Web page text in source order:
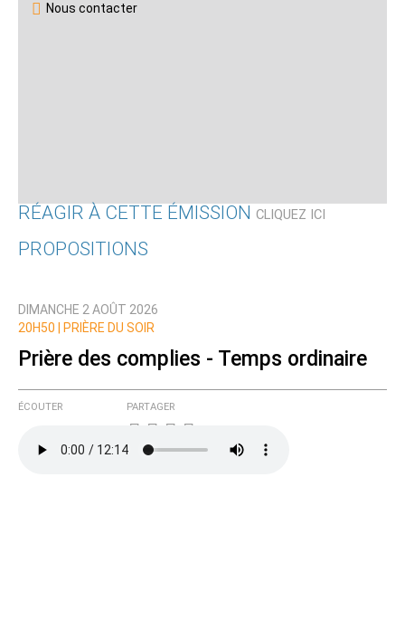
Nous contacter
RÉAGIR À CETTE ÉMISSION CLIQUEZ ICI
Nom
Courriel (non publié)
PROPOSITIONS
DIMANCHE 2 AOÛT 2026
20H50 |
PRIÈRE DU SOIR
Prière des complies - Temps ordinaire
ÉCOUTER PARTAGER